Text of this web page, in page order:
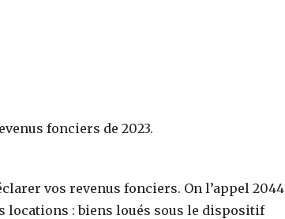
fonciers de 2023.
vos revenus fonciers. On l’appel 2044
locations : biens loués sous le dispositif